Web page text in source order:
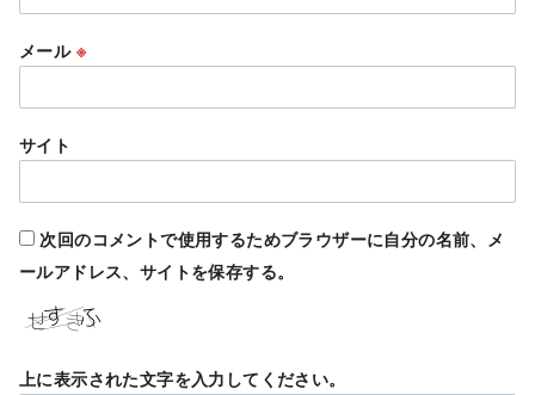
メール ※
サイト
次回のコメントで使用するためブラウザーに自分の名前、メ
ールアドレス、サイトを保存する。
上に表示された文字を入力してください。